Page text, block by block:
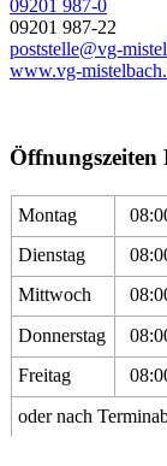
09201 987-0
09201 987-22
poststelle@vg-
www.vg-
Öffnungszeiten
Montag
Dienstag
Mittwoch
Donnerstag
Freitag
oder nach